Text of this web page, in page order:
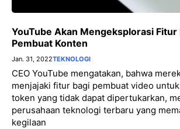
YouTube Akan Mengeksplorasi Fitur
Pembuat Konten
Jan. 31, 2022TEKNOLOGI
CEO YouTube mengatakan, bahwa
menjajaki fitur bagi pembuat video
token yang tidak dapat dipertukarkan,
perusahaan teknologi terbaru yang
kegilaan